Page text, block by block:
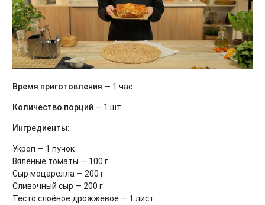
Время приготовления — 1 час
Количество порций — 1 шт.
Ингредиенты:
Укроп — 1 пучок
Вяленые томаты — 100 г
Сыр моцарелла — 200 г
Сливочный сыр — 200 г
Тесто слоёное дрожжевое — 1 лист